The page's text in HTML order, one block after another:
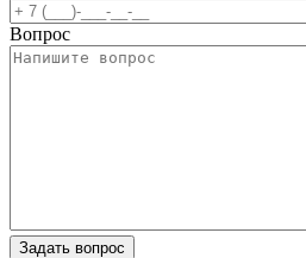
Вопрос
Задать вопрос